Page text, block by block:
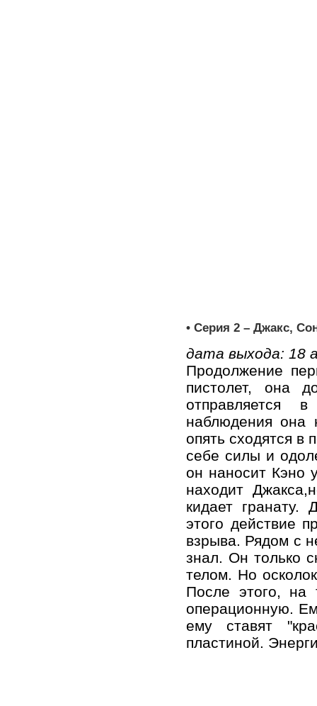
• Серия 2 – Джакс,
дата выхода: 18
Продолжение
пистолет, она
отправляется
наблюдения она
опять сходятся в
себе силы и
он наносит Кэно
находит
кидает
этого действие
взрыва. Рядом с
знал. Он только
телом. Но
После этого, на
операционную.
ему ставят
пластиной.